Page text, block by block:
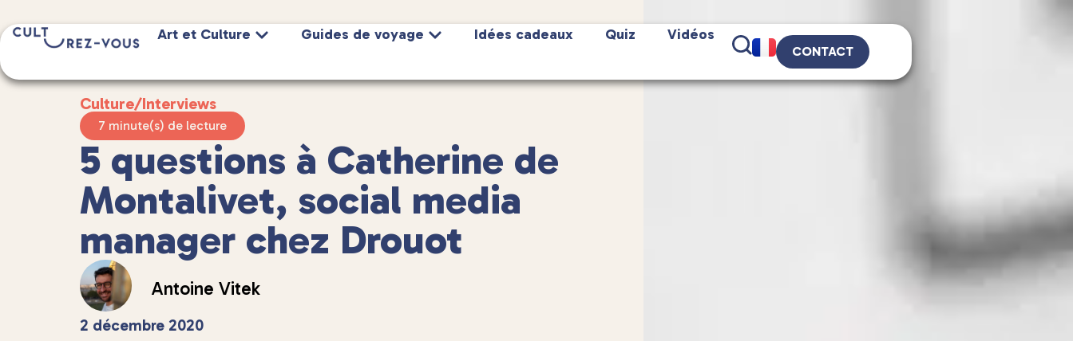
Art et Culture Guides de voyage Idées cadeaux Quiz Vidéos
CONTACT
Culture/Interviews
7 minute(s) de lecture
5 questions à Catherine de
Montalivet, social media
manager chez Drouot
Antoine Vitek
2 décembre 2020